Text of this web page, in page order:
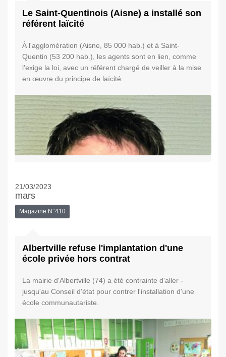
Le Saint-Quentinois (Aisne) a installé son
référent laïcité
À l'agglomération (Aisne, 85 000 hab.) et à Saint-
Quentin (53 200 hab.), les agents sont en lien, comme
l'exige la loi, avec un référent chargé de veiller à la mise
en œuvre du principe de laïcité.
21/03/2023
mars
Magazine N°410
Albertville refuse l'implantation d'une
école privée hors contrat
La mairie d'Albertville (74) a été contrainte d'aller ­
jusqu'au Conseil d'état pour contrer l'installation d'une
école communautariste.